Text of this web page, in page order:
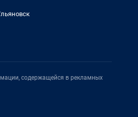
содержащейся в рекламных